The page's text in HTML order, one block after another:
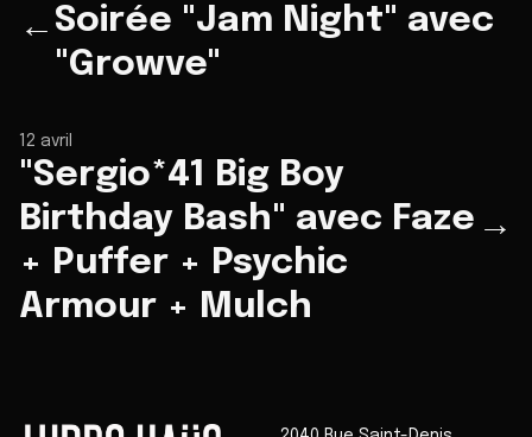
← Soirée "Jam Night" avec
"Growve"
12 avril
"Sergio*41 Big Boy
Birthday Bash" avec Faze
+ Puffer + Psychic
Armour + Mulch
→